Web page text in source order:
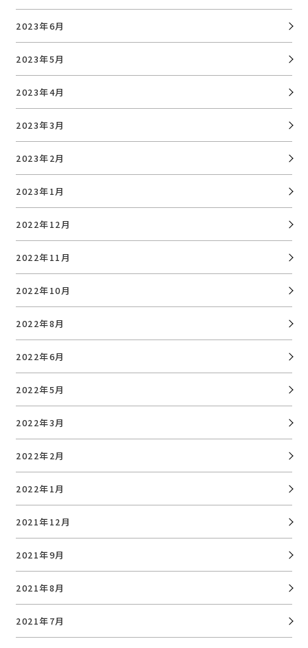
2023年6月
2023年5月
2023年4月
2023年3月
2023年2月
2023年1月
2022年12月
2022年11月
2022年10月
2022年8月
2022年6月
2022年5月
2022年3月
2022年2月
2022年1月
2021年12月
2021年9月
2021年8月
2021年7月